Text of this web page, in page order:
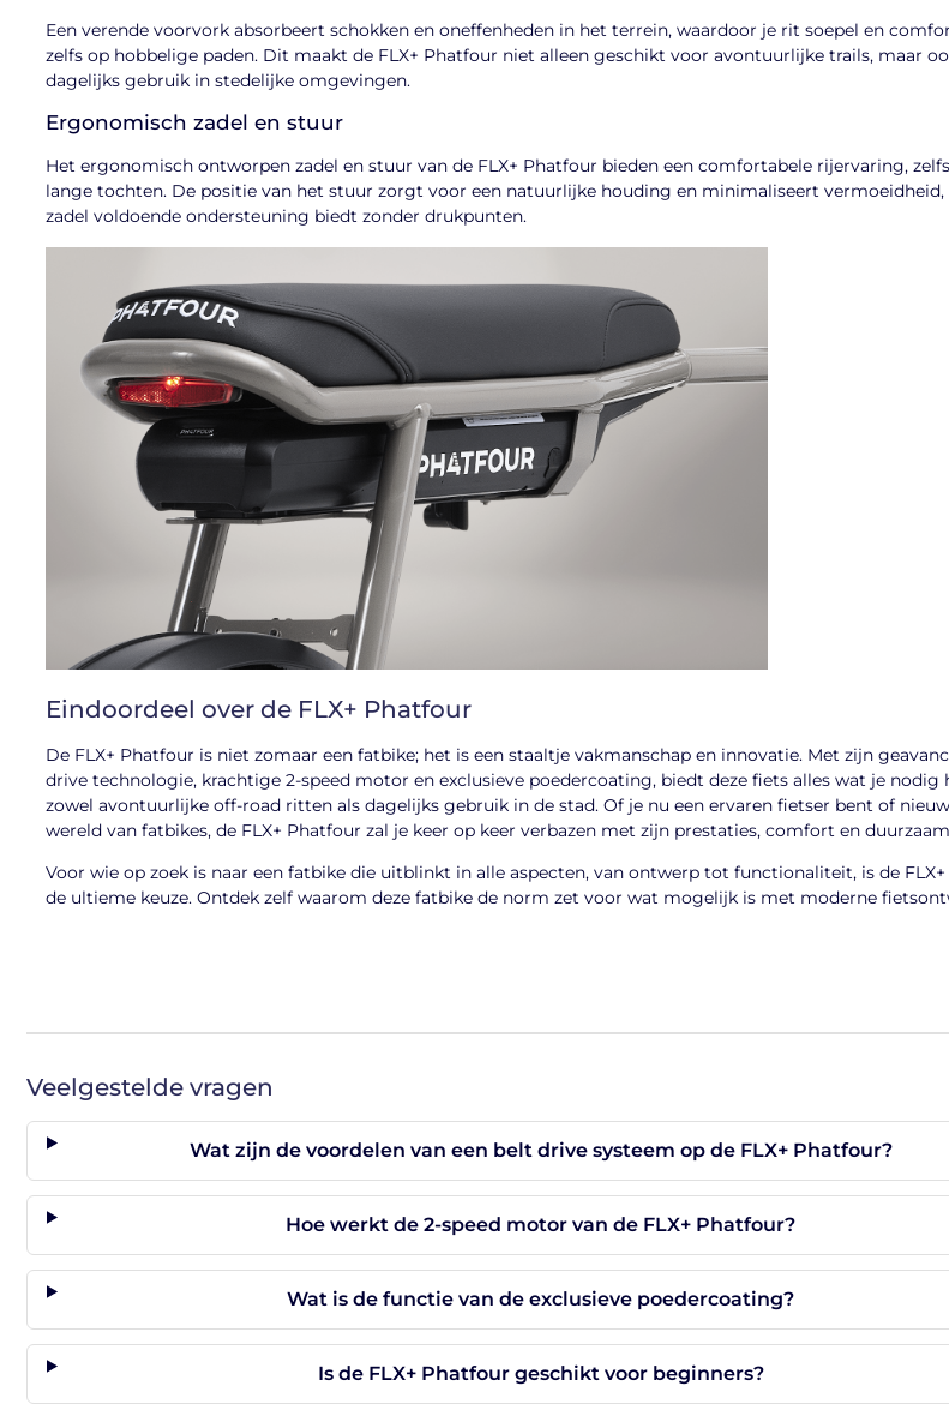
Een verende voorvork absorbeert schokken en oneffenheden in het terrein, waardoor je rit soepel en
zelfs op hobbelige paden. Dit maakt de FLX+ Phatfour niet alleen geschikt voor avontuurlijke trails, maar
dagelijks gebruik in stedelijke omgevingen.
Ergonomisch zadel en stuur
Het ergonomisch ontworpen zadel en stuur van de FLX+ Phatfour bieden een comfortabele rijervaring,
lange tochten. De positie van het stuur zorgt voor een natuurlijke houding en minimaliseert
zadel voldoende ondersteuning biedt zonder drukpunten.
Eindoordeel over de FLX+ Phatfour
De FLX+ Phatfour is niet zomaar een fatbike; het is een staaltje vakmanschap en innovatie. Met zijn
drive technologie, krachtige 2-speed motor en exclusieve poedercoating, biedt deze fiets alles wat je nodig
zowel avontuurlijke off-road ritten als dagelijks gebruik in de stad. Of je nu een ervaren fietser bent of
wereld van fatbikes, de FLX+ Phatfour zal je keer op keer verbazen met zijn prestaties, comfort en
Voor wie op zoek is naar een fatbike die uitblinkt in alle aspecten, van ontwerp tot functionaliteit, is de
de ultieme keuze. Ontdek zelf waarom deze fatbike de norm zet voor wat mogelijk is met moderne
Veelgestelde vragen
Wat zijn de voordelen van een belt drive systeem op de FLX+ Phatfour?
Hoe werkt de 2-speed motor van de FLX+ Phatfour?
Wat is de functie van de exclusieve poedercoating?
Is de FLX+ Phatfour geschikt voor beginners?